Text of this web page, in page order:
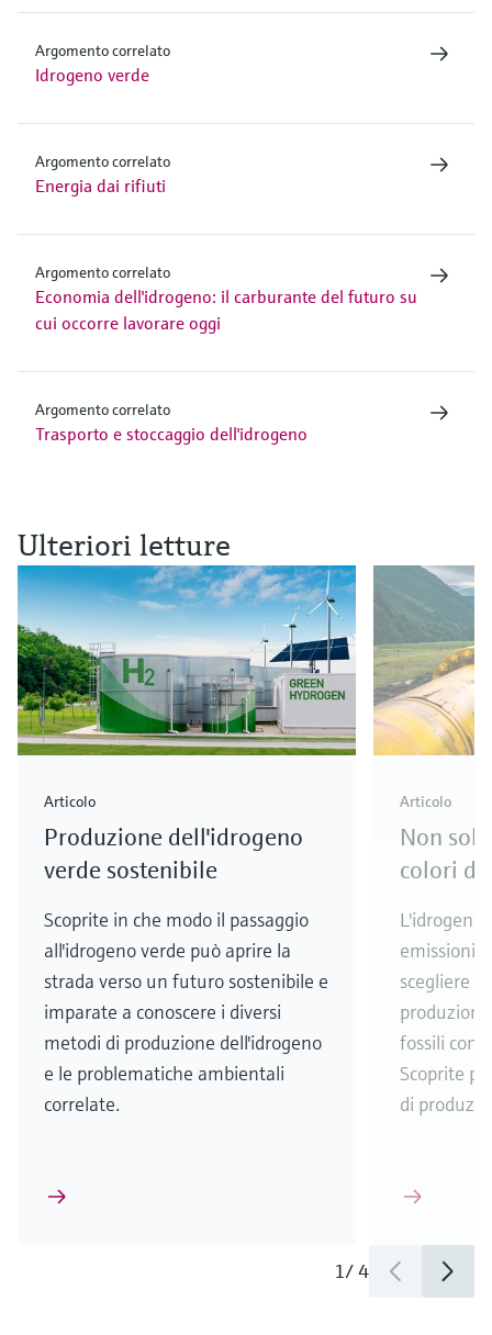
Argomento correlato
Idrogeno verde
Argomento correlato
Energia dai rifiuti
Argomento correlato
Economia dell'idrogeno: il carburante del futuro su
cui occorre lavorare oggi
Argomento correlato
Trasporto e stoccaggio dell'idrogeno
Ulteriori letture
Articolo
Produzione dell'idrogeno
verde sostenibile
Scoprite in che modo il passaggio
all'idrogeno verde può aprire la
strada verso un futuro sostenibile e
imparate a conoscere i diversi
metodi di produzione dell'idrogeno
e le problematiche ambientali
correlate.
Articolo
Non
colori
L'idrogeno
emissioni
scegliere
fossili
Scoprite
di
1/4